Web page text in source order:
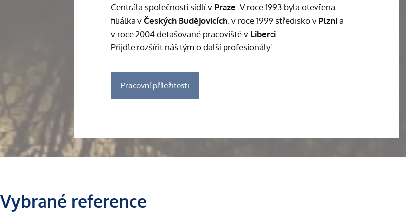
Centrála společnosti sídlí v Praze . V roce 1993 byla otevřena
filiálka vČeských Budějovicích, v roce 1999 středisko v Plznia
v roce 2004 detašované pracoviště v Liberci
Přijďte rozšířit náš tým o další profesionály!
Vybrané reference